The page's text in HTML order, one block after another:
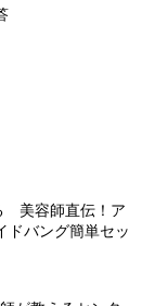
美容師直伝！ア
ドバング簡単セッ